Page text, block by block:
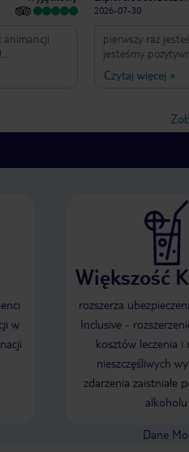
animancji
wrócę.
2026-07-30
pierwszy raz
jesteśmy
atrakcji oraz
Czytaj więcej »
w
Większość
rozszerza
Inclusive -
kosztów leczenia i
nieszczęśliwych
zdarzenia zaistniałe
alkoholu
Dane